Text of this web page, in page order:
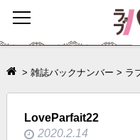
toggle
navigation
> 雑誌バックナンバー > ラ
LoveParfait22
2020.2.14